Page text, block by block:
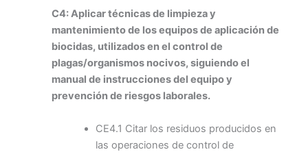
C4: Aplicar técnicas de limpieza y
mantenimiento de los equipos de aplicación de
biocidas, utilizados en el control de
plagas/organismos nocivos, siguiendo el
manual de instrucciones del equipo y
prevención de riesgos laborales.
CE4.1 Citar los residuos producidos en
las operaciones de control de